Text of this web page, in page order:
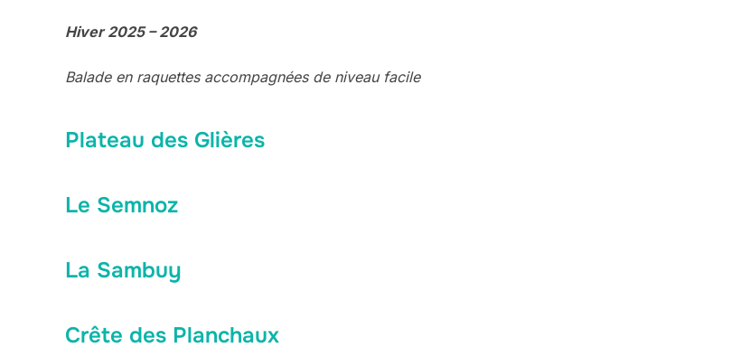
Hiver 2025 – 2026
Balade en raquettes accompagnées de niveau facile
Plateau des Glières
Le Semnoz
La Sambuy
Crête des Planchaux